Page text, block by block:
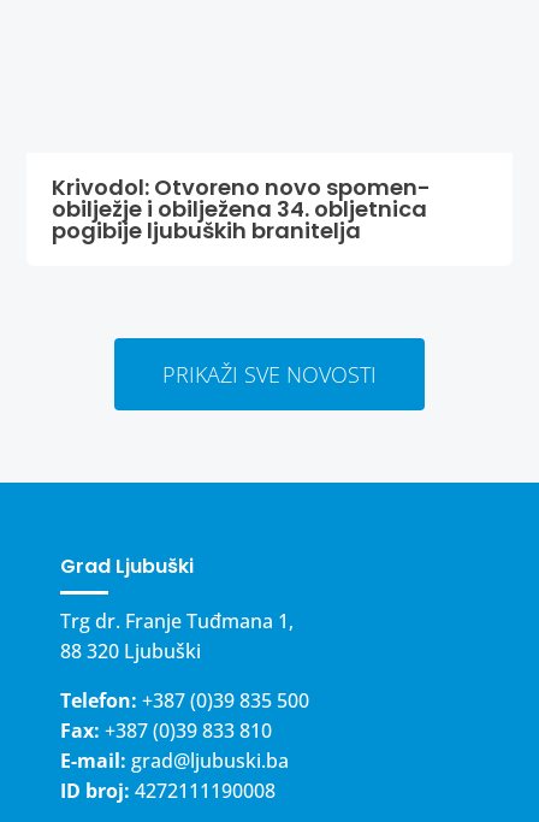
Krivodol: Otvoreno novo spomen-
obilježje i obilježena 34. obljetnica
pogibije ljubuških branitelja
PRIKAŽI SVE NOVOSTI
Grad Ljubuški
Trg dr. Franje Tuđmana 1,
88 320 Ljubuški
Telefon: +387 (0)39 835 500
Fax: +387 (0)39 833 810
E-mail: grad@ljubuski.ba
ID broj: 4272111190008